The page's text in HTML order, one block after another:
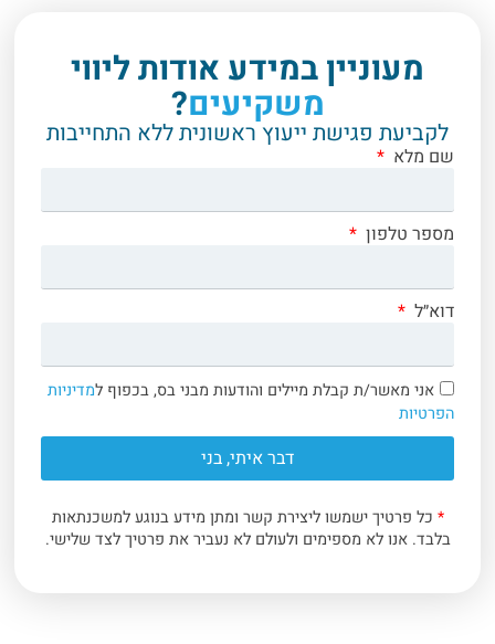
מעוניין במידע אודות ליווי
משקיעים?
לקביעת פגישת ייעוץ ראשונית ללא התחייבות
שם מלא
מספר טלפון
דוא״ל
אני מאשר/ת קבלת מיילים והודעות מבני בס, בכפוף למדיניות
הפרטיות
דבר איתי, בני
* כל פרטיך ישמשו ליצירת קשר ומתן מידע בנוגע למשכנתאות
בלבד. אנו לא מספימים ולעולם לא נעביר את פרטיך לצד שלישי.